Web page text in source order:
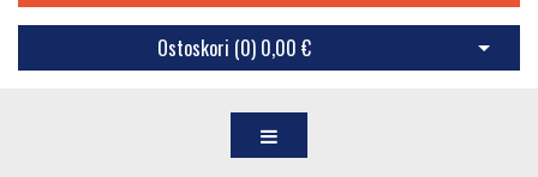
Ostoskori (0) 0,00 € Avaa